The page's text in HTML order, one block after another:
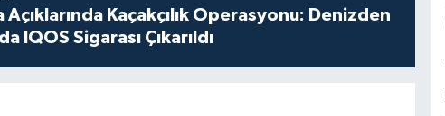
Açıklarında Kaçakçılık Operasyonu: Denizden
IQOS Sigarası Çıkarıldı